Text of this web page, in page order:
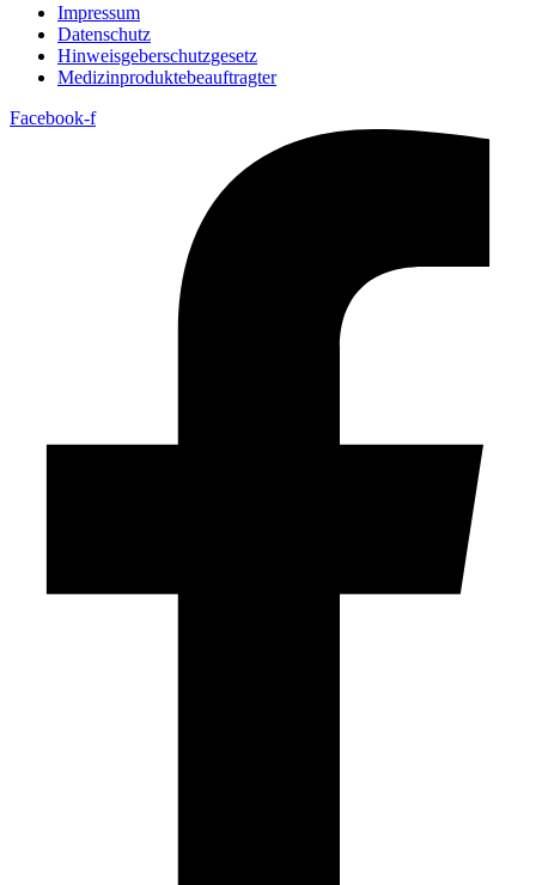
Impressum
Datenschutz
Hinweisgeberschutzgesetz
Medizin­produkte­beauftragter
Facebook-f